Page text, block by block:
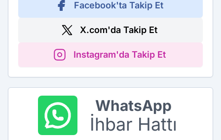
Facebook'ta Takip Et
X.com'da Takip Et
Instagram'da Takip Et
WhatsApp
İhbar Hattı